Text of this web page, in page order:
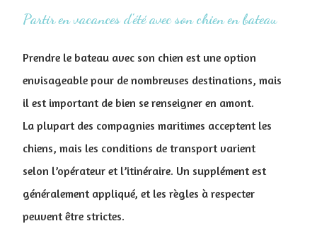
Partir en vacances d'été avec son chien en bateau
Prendre le bateau avec son chien est une option
envisageable pour de nombreuses destinations, mais
il est important de bien se renseigner en amont.
La plupart des compagnies maritimes acceptent les
chiens, mais les conditions de transport varient
selon l’opérateur et l’itinéraire. Un supplément est
généralement appliqué, et les règles à respecter
peuvent être strictes.